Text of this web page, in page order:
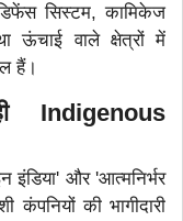
सिस्टम, कामिकेज
ऊंचाई वाले क्षेत्रों में
हैं।
Indigenous
इंडिया' और 'आत्मनिर्भर
कंपनियों की भागीदारी